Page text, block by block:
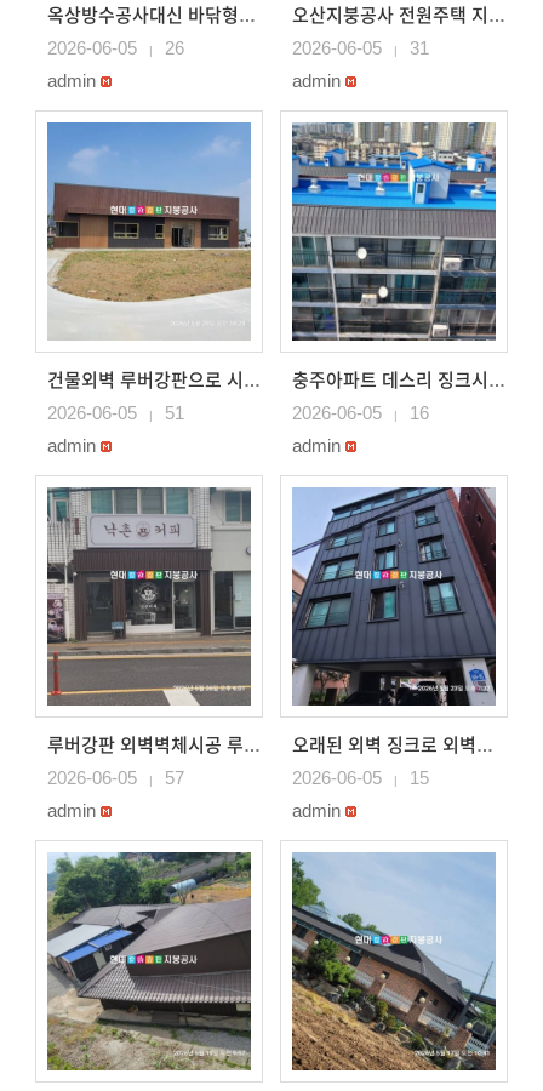
옥상방수공사대신 바닦형지붕 으로 시공 목작업중
2026-06-05 |
26
admin
오산지붕공사 전원주택 지붕 징크로 지붕시공
2026-06-05 |
31
admin
건물외벽 루버강판으로 시공 상가건물 루버강판으로 디자인
2026-06-05 |
51
admin
충주아파트 데스리 징크시공 충주아파트지붕공사
2026-06-05 |
16
admin
루버강판 외벽벽체시공 루버강판외벽시공
2026-06-05 |
57
admin
오래된 외벽 징크로 외벽시공 평택징크외벽공사
2026-06-05 |
15
admin